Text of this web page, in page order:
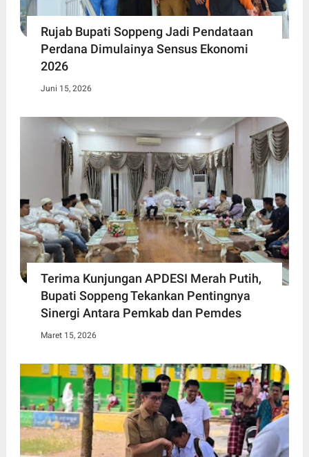
Rujab Bupati Soppeng Jadi Pendataan
Perdana Dimulainya Sensus Ekonomi
2026
Juni 15, 2026
Terima Kunjungan APDESI Merah Putih,
Bupati Soppeng Tekankan Pentingnya
Sinergi Antara Pemkab dan Pemdes
Maret 15, 2026